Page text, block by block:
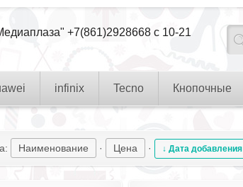
+7(861)2928668 с 10-21
infinix Tecno Кнопочные
Наименование · Цена · ↓ Дата добавления